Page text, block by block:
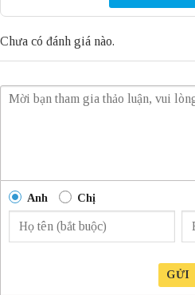
Chưa có đánh giá nào.
Anh Chị
GỬI